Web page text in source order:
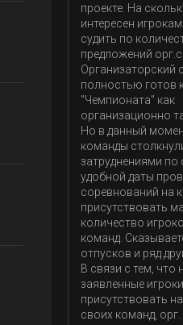
проекте. На
интересен
судить по
предложений
Организаторский
полностью готов
"Чемпионата" как
организационно
Но в данный
команды
затруднениями по
удобной даты
соревнований на
присутствовать
количество
команд.
отпусков и ряд
В связи с тем, что
заявленные
присутствовать
своих команд,